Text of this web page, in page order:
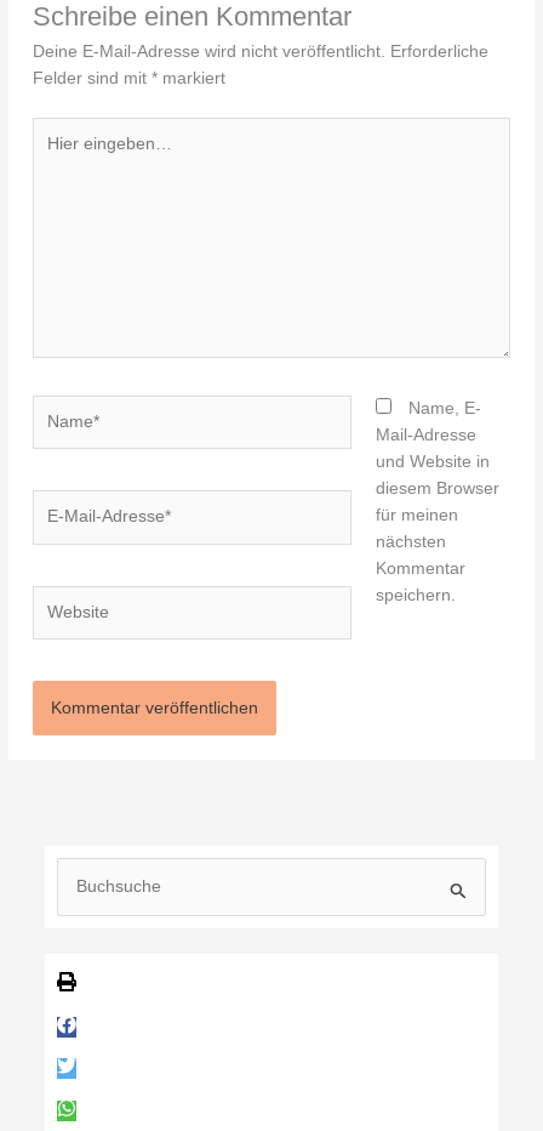
Schreibe einen Kommentar
Deine E-Mail-Adresse wird nicht veröffentlicht. Erforderliche
Felder sind mit* markiert
eingeben…
Name, E-
Mail-Adresse
und Website in
diesem Browser
für meinen
nächsten
Kommentar
speichern.
e
n
a
h